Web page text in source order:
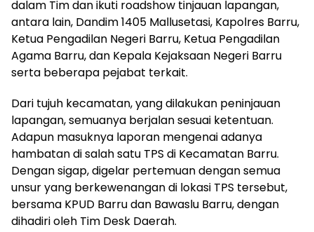
dalam Tim dan ikuti roadshow tinjauan lapangan,
antara lain, Dandim 1405 Mallusetasi, Kapolres Barru,
Ketua Pengadilan Negeri Barru, Ketua Pengadilan
Agama Barru, dan Kepala Kejaksaan Negeri Barru
serta beberapa pejabat terkait.
Dari tujuh kecamatan, yang dilakukan peninjauan
lapangan, semuanya berjalan sesuai ketentuan.
Adapun masuknya laporan mengenai adanya
hambatan di salah satu TPS di Kecamatan Barru.
Dengan sigap, digelar pertemuan dengan semua
unsur yang berkewenangan di lokasi TPS tersebut,
bersama KPUD Barru dan Bawaslu Barru, dengan
dihadiri oleh Tim Desk Daerah.